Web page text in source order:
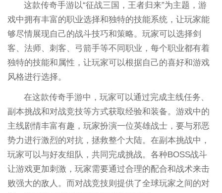
这款传奇手游以“征战三国，王者归来”为主题，游
戏中拥有丰富的职业选择和独特的技能系统，让玩家能
够尽情展现自己的战斗技巧和策略。玩家可以选择剑
客、法师、刺客、弓箭手等不同职业，每个职业都有着
独特的技能和属性，让玩家可以根据自己的喜好和游戏
风格进行选择。
在这款传奇手游中，玩家可以通过完成主线任务、
副本挑战和对战竞技等方式获取经验和装备。游戏中的
主线剧情丰富有趣，玩家扮演一位英雄战士，要与邪恶
势力进行激烈的对抗，拯救整个大陆。在副本挑战中，
玩家可以与好友组队，共同完成挑战。各种BOSS战斗
让游戏更加刺激，玩家需要通过合理的配合和战术来击
败强大的敌人。而对战竞技则提供了全球玩家之间的对